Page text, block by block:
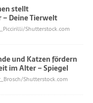
stellt
– Deine Tierwelt
Shutterstock.com
und Katzen fördern
im Alter – Spiegel
Shutterstock.com